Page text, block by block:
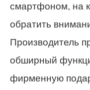
смартфоном, на
обратить
Производитель
обширный
фирменную